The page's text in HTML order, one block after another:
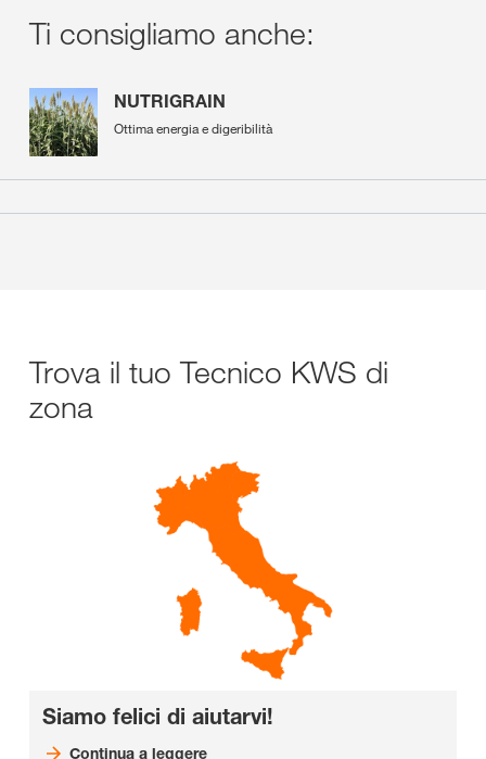
Ti consigliamo anche:
NUTRIGRAIN
Ottima energia e digeribilità
Trova il tuo Tecnico KWS di
zona
Siamo felici di aiutarvi!
Continua a leggere